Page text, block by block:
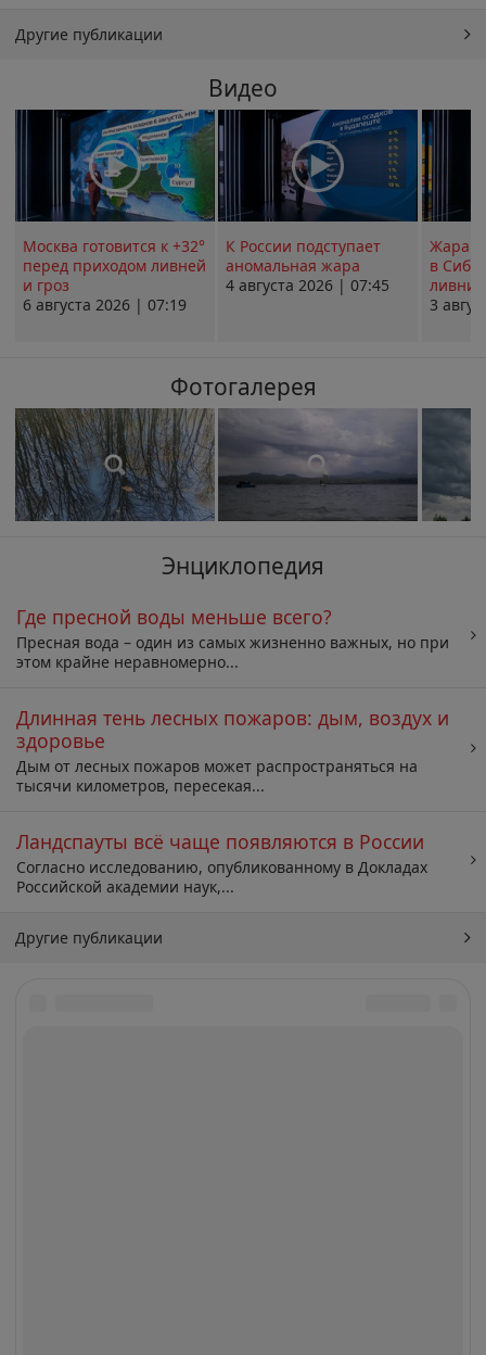
Другие публикации
Видео
Москва готовится к +32°
перед приходом ливней
и гроз
6 августа 2026 | 07:19
К России подступает
аномальная жара
4 августа 2026 | 07:45
Жара в
в
ливни
3
Фотогалерея
Энциклопедия
Где пресной воды меньше всего?
Пресная вода – один из самых жизненно важных, но при
этом крайне неравномерно...
Длинная тень лесных пожаров: дым, воздух и
здоровье
Дым от лесных пожаров может распространяться на
тысячи километров, пересекая...
Ландспауты всё чаще появляются в России
Согласно исследованию, опубликованному в Докладах
Российской академии наук,...
Другие публикации